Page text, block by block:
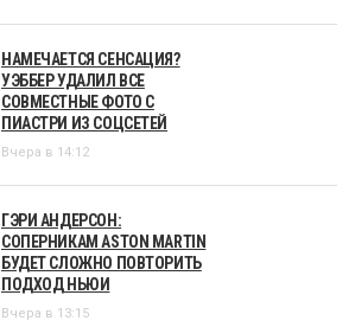
НАМЕЧАЕТСЯ СЕНСАЦИЯ?
УЭББЕР УДАЛИЛ ВСЕ
СОВМЕСТНЫЕ ФОТО С
ПИАСТРИ ИЗ СОЦСЕТЕЙ
Вчера в 14:12
ГЭРИ АНДЕРСОН:
СОПЕРНИКАМ ASTON MARTIN
БУДЕТ СЛОЖНО ПОВТОРИТЬ
ПОДХОД НЬЮИ
Вчера в 13:15